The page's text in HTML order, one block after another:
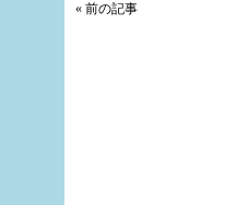
« 前の記事